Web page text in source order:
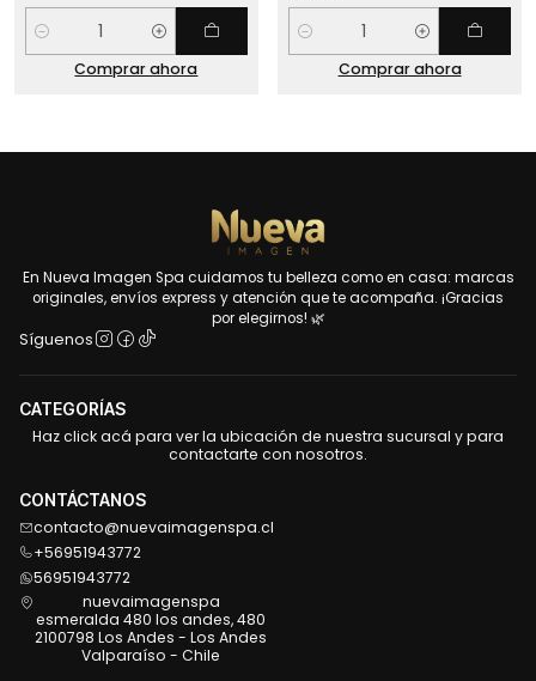
Cantidad
Comprar ahora
Cantidad
Comprar ahora
En Nueva Imagen Spa cuidamos tu belleza como en casa: marcas
originales, envíos express y atención que te acompaña. ¡Gracias
por elegirnos! 🌿
Síguenos
CATEGORÍAS
Haz click acá para ver la ubicación de nuestra sucursal y para
contactarte con nosotros.
CONTÁCTANOS
contacto@nuevaimagenspa.cl
+56951943772
56951943772
nuevaimagenspa
esmeralda 480 los andes, 480
2100798 Los Andes - Los Andes
Valparaíso - Chile